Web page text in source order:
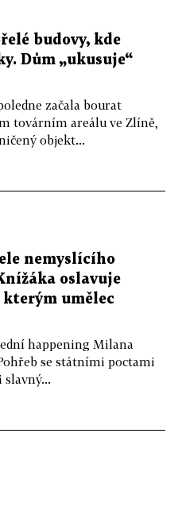
budovy, kde
Dům „ukusuje“
začala bourat
továrním areálu ve Zlíně,
objekt...
nemyslícího
oslavuje
kterým umělec
happening Milana
se státními poctami